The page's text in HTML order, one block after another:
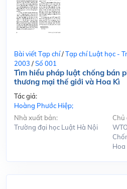
Bài viết Tạp chí/Tạp chí Luật học -
2003 /Số 001
Tìm hiểu pháp luật chống bán
thương mại thế giới và Hoa Kì
Tác giả:
Hoàng Phước Hiệp;
Nhà xuất bản:
Trường đại học Luật Hà Nội
Chủ
Hoa